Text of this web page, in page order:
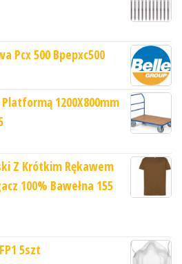
Pcx 500 Bpepxc500
1200X800mm
Z Krótkim Rękawem
100% Bawełna 155
5szt